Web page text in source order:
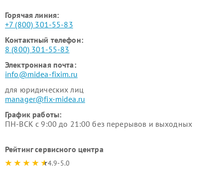
Горячая линия:
+7 (800) 301-55-83
Контактный телефон:
8 (800) 301-55-83
Электронная почта:
info@midea-fixim.ru
для юридических лиц
manager@fix-midea.ru
График работы:
ПН-ВСК с 9:00 до 21:00 без перерывов и выходных
Рейтинг сервисного центра
4.9-5.0